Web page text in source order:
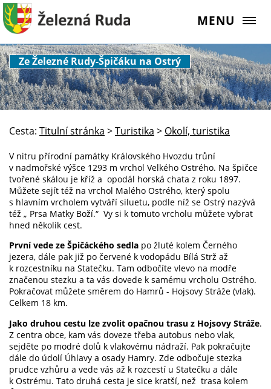
MENU
Ze Železné Rudy-Špičáku na Ostrý
Cesta: Titulní stránka >Turistika > Okolí, turistika
V nitru přírodní památky Královského Hvozdu trůní
v nadmořské výšce 1293 m vrchol Velkého Ostrého. Na špičce
tvořené skálou je kříž a opodál horská chata z roku 1897.
Můžete sejít též na vrchol Malého Ostrého, který spolu
s hlavním vrcholem vytváří siluetu, podle níž se Ostrý nazývá
též „ Prsa Matky Boží.“ Vy si k tomuto vrcholu můžete vybrat
hned několik cest.
První vede ze Špičáckého sedla po žluté kolem Černého
jezera, dále pak již po červené k vodopádu Bílá Strž až
k rozcestníku na Statečku. Tam odbočíte vlevo na modře
značenou stezku a ta vás dovede k samému vrcholu Ostrého.
Pokračovat můžete směrem do Hamrů - Hojsovy Stráže (vlak).
Celkem 18 km.
Jako druhou cestu lze zvolit opačnou trasu z Hojsovy Stráže.
Z centra obce, kam vás doveze třeba autobus nebo vlak,
sejděte po modré dolů k vlakovému nádraží. Pak pokračujte
dále do údolí Úhlavy a osady Hamry. Zde odbočuje stezka
prudce vzhůru a vede vás až k rozcestí u Statečku a dále
k Ostrému. Tato druhá cesta je sice kratší, než trasa kolem